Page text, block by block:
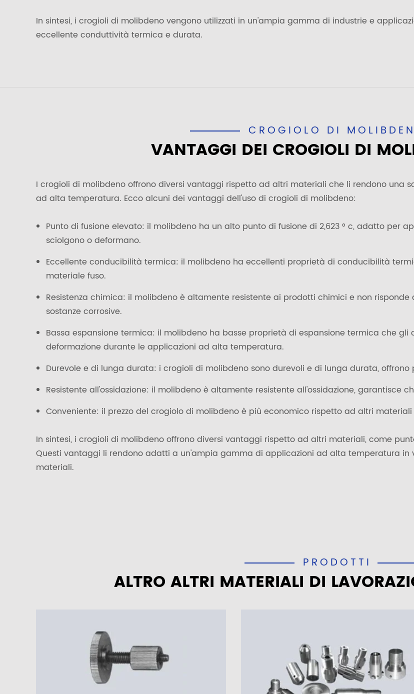
In sintesi, i crogioli di molibdeno vengono utilizzati in un'ampia gamma di industrie e
eccellente conduttività termica e durata.
CROGIOLO DI
VANTAGGI DEI CROGIOLI DI
I crogioli di molibdeno offrono diversi vantaggi rispetto ad altri materiali che li rendono una
ad alta temperatura. Ecco alcuni dei vantaggi dell'uso di crogioli di molibdeno:
Punto di fusione elevato: il molibdeno ha un alto punto di fusione di 2,623 ° c, adatto per
sciolgono o deformano.
Eccellente conducibilità termica: il molibdeno ha eccellenti proprietà di conducibilità
materiale fuso.
Resistenza chimica: il molibdeno è altamente resistente ai prodotti chimici e non
sostanze corrosive.
Bassa espansione termica: il molibdeno ha basse proprietà di espansione termica che
deformazione durante le applicazioni ad alta temperatura.
Durevole e di lunga durata: i crogioli di molibdeno sono durevoli e di lunga durata,
Resistente all'ossidazione: il molibdeno è altamente resistente all'ossidazione, garantisce
Conveniente: il prezzo del crogiolo di molibdeno è più economico rispetto ad altri
In sintesi, i crogioli di molibdeno offrono diversi vantaggi rispetto ad altri materiali, come
Questi vantaggi li rendono adatti a un'ampia gamma di applicazioni ad alta temperatura
materiali.
PRODOTTI
ALTRO ALTRI MATERIALI DI